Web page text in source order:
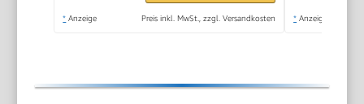
waschbar und
* Anzeige Preis inkl. MwSt., zzgl. Versandkosten * Anzeige